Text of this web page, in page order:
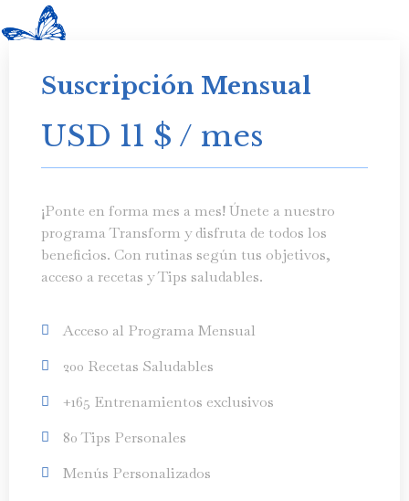
Suscripción Mensual
USD 11 $ / mes
¡Ponte en forma mes a mes! Únete a nuestro
programa Transform y disfruta de todos los
beneficios. Con rutinas según tus objetivos,
acceso a recetas y Tips saludables.
Acceso al Programa Mensual
200 Recetas Saludables
+165 Entrenamientos exclusivos
80 Tips Personales
Menús Personalizados